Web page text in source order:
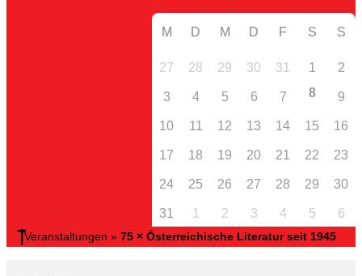
M D M D F S S
27 28 29 30 31 1 2
3 4 5 6 7 8 9
10 11 12 13 14 15 16
17 18 19 20 21 22 23
24 25 26 27 28 29 30
31 1 2 3 4 5 6
Veranstaltungen » 75 × Österreichische Literatur seit 1945